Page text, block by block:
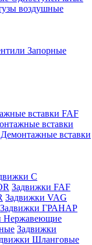
воздушные
Запорные
вставки FAF
вставки
Демонтажные вставки
C
Задвижки FAF
Задвижки VAG
Задвижки ГРАНАР
Нержавеющие
Задвижки
Шланговые